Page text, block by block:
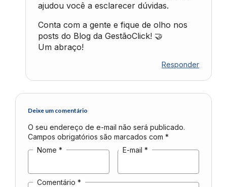
ajudou você a esclarecer dúvidas.
Conta com a gente e fique de olho nos
posts do Blog da GestãoClick! 🤝
Um abraço!
Responder
Deixe um comentário
O seu endereço de e-mail não será publicado.
Campos obrigatórios são marcados com *
Nome * E-mail *
Comentário *